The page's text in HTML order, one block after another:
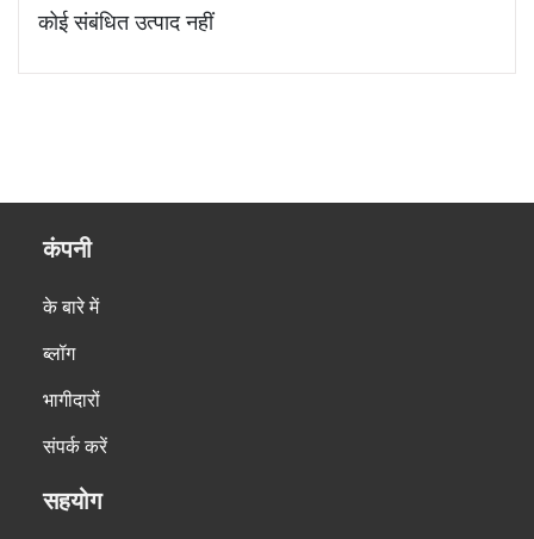
कोई संबंधित उत्पाद नहीं
कंपनी
के बारे में
ब्लॉग
भागीदारों
संपर्क करें
सहयोग